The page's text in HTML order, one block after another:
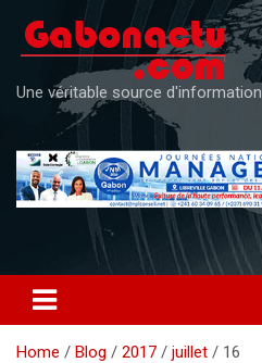
content
Une véritable source d'information
Home Blog 2017 juillet 16